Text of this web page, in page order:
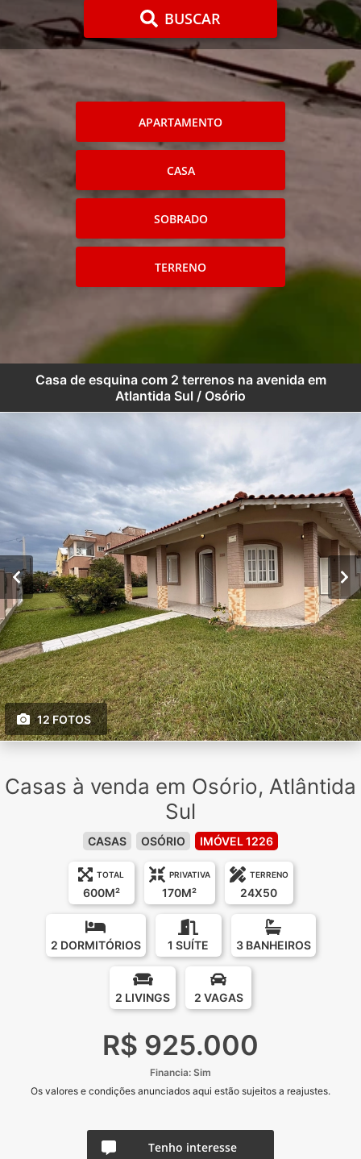
BUSCAR
APARTAMENTO
CASA
SOBRADO
TERRENO
Casa de esquina com 2 terrenos na avenida em
Atlantida Sul / Osório
12 FOTOS
Casas à venda em Osório, Atlântida
Sul
CASAS OSÓRIO IMÓVEL 1226
TOTAL
600M²
PRIVATIVA
170M²
TERRENO
24X50
2 DORMITÓRIOS 1 SUÍTE 3 BANHEIROS
2 LIVINGS 2 VAGAS
R$ 925.000
Financia: Sim
Os valores e condições anunciados aqui estão sujeitos a reajustes.
Tenho interesse